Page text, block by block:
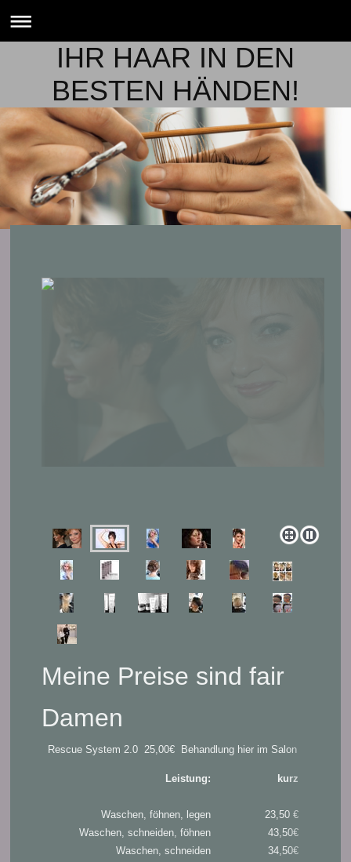
IHR HAAR IN DEN
BESTEN HÄNDEN!
Meine Preise sind fair
Damen
Rescue System 2.0 25,00€ Behandlung hier im Salon
Leistung: kurz
Waschen, föhnen, legen
23,50 €
Waschen, schneiden, föhnen
43,50€
Waschen, schneiden
34,50€